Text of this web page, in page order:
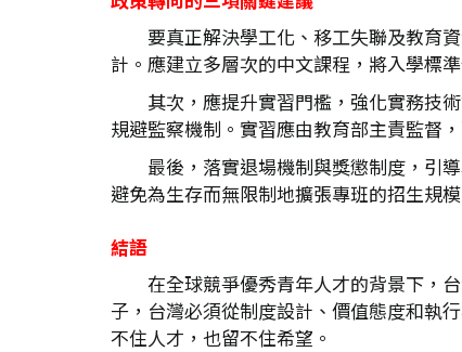
要真正解決學工化、移工失聯及教育
計。應建立多層次的中文課程，將入學標
其次，應提升實習門檻，強化實務技
規避監察機制。實習應由教育部主責監督
最後，落實退場機制與獎懲制度，引
避免為生存而無限制地擴張專班的招生規模
結語
在全球競爭優秀青年人才的背景下，
子，台灣必須從制度設計、價值態度和執
不住人才，也留不住希望。